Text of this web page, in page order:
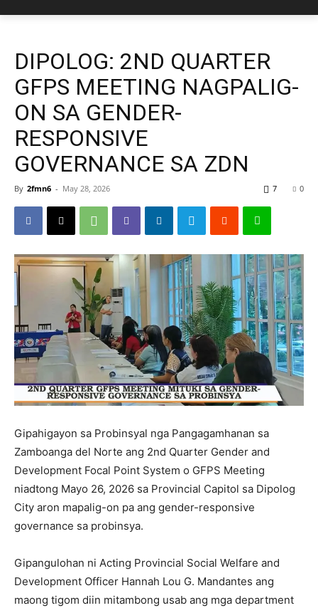
DIPOLOG: 2ND QUARTER
GFPS MEETING NAGPALIG-
ON SA GENDER-
RESPONSIVE
GOVERNANCE SA ZDN
By 2fmn6 - May 28, 2026 0
7
Gipahigayon sa Probinsyal nga Pangagamhanan sa
Zamboanga del Norte ang 2nd Quarter Gender and
Development Focal Point System o GFPS Meeting
niadtong Mayo 26, 2026 sa Provincial Capitol sa Dipolog
City aron mapalig-on pa ang gender-responsive
governance sa probinsya.
Gipangulohan ni Acting Provincial Social Welfare and
Development Officer Hannah Lou G. Mandantes ang
maong tigom diin mitambong usab ang mga department